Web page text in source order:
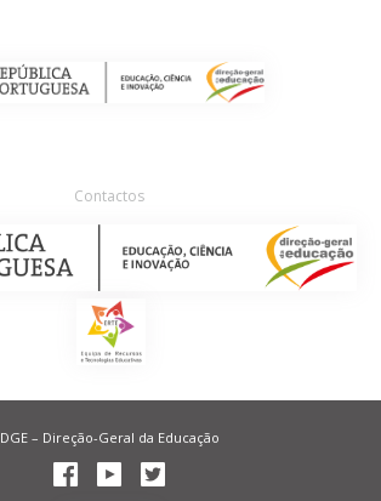
Contactos
DGE – Direção-Geral da Educação